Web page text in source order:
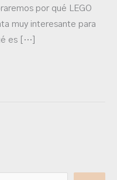
por qué LEGO
muy interesante para
es […]